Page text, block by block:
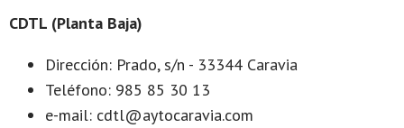
CDTL (Planta Baja)
Dirección: Prado, s/n - 33344 Caravia
Teléfono: 985 85 30 13
e-mail: cdtl@aytocaravia.com